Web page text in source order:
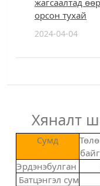
орсон тухай
2024-04-04
Хяналт
Сумд
Эрдэнэбулган
Батцэнгэл сум